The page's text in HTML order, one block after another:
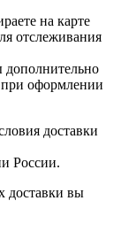
на карте
отслеживания
дополнительно
оформлении
доставки
России.
доставки вы